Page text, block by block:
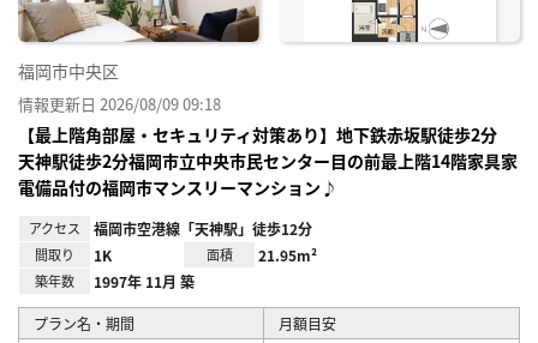
福岡市中央区
情報更新日 2026/08/09 09:18
【最上階角部屋・セキュリティ対策あり】地下鉄赤坂駅徒歩2分
天神駅徒歩2分福岡市立中央市民センター目の前最上階14階家具家
電備品付の福岡市マンスリーマンション♪
アクセス 福岡市空港線「天神駅」徒歩12分
間取り 1K 面積 21.95m²
築年数 1997年 11月 築
プラン名・期間 月額目安